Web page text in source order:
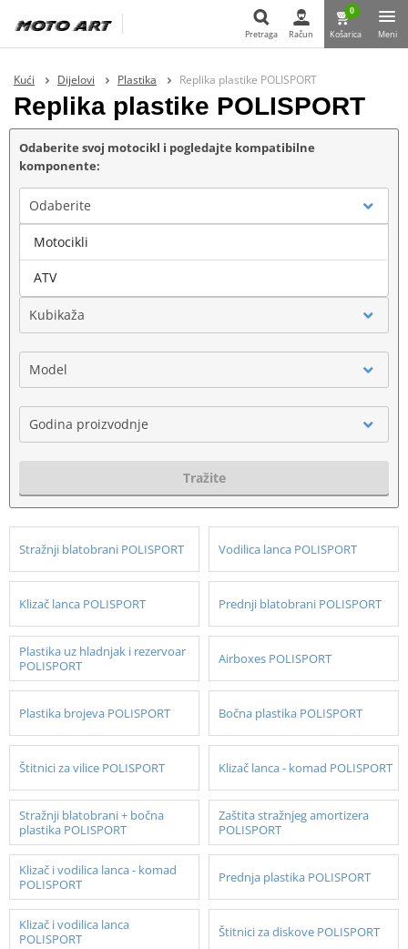
Pretraga Račun
0
Košarica Meni
Kući Dijelovi Plastika Replika plastike POLISPORT
Replika plastike POLISPORT
Odaberite svoj motocikl i pogledajte kompatibilne
komponente:
Odaberite
Marka
Kubikaža
Model
Godina proizvodnje
Tražite
Stražnji blatobrani POLISPORT Vodilica lanca POLISPORT
Klizač lanca POLISPORT Prednji blatobrani POLISPORT
Plastika uz hladnjak i rezervoar
POLISPORT
Airboxes POLISPORT
Plastika brojeva POLISPORT Bočna plastika POLISPORT
Štitnici za vilice POLISPORT Klizač lanca - komad POLISPORT
Stražnji blatobrani + bočna
plastika POLISPORT
Zaštita stražnjeg amortizera
POLISPORT
Klizač i vodilica lanca - komad
POLISPORT
Prednja plastika POLISPORT
Klizač i vodilica lanca
POLISPORT
Štitnici za diskove POLISPORT
Motocikli
ATV